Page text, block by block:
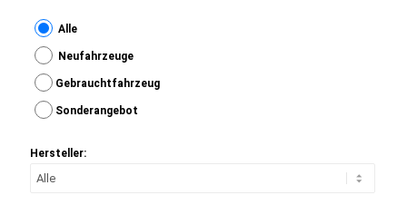
Alle
Neufahrzeuge
Gebrauchtfahrzeug
Sonderangebot
Hersteller: